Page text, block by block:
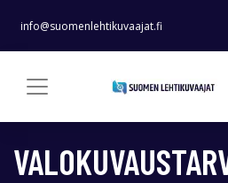
info@suomenlehtikuvaajat.fi